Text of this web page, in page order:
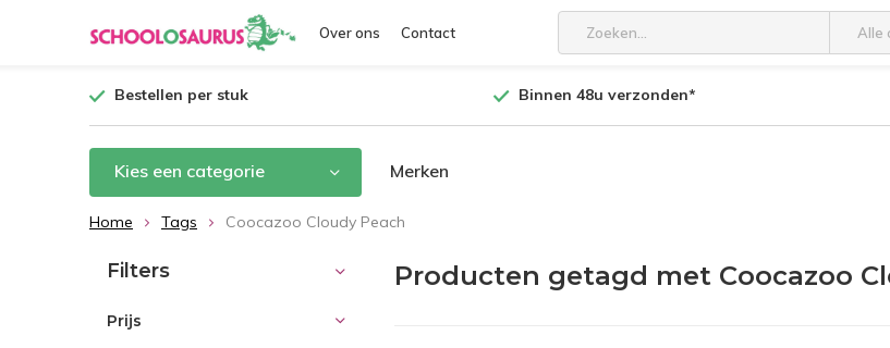
Over ons Contact Alle
Bestellen per stuk Binnen 48u verzonden*
Kies een categorie Merken
Home Tags Coocazoo Cloudy Peach
Producten getagd met Coocazoo
Filters
Prijs